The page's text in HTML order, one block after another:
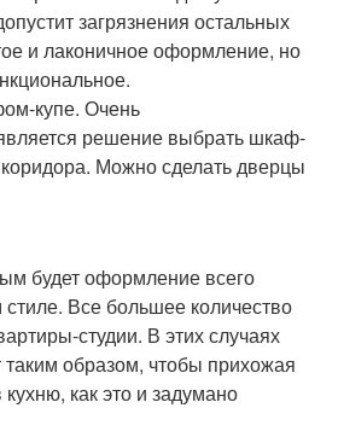
загрязнения остальных
и лаконичное оформление, но
купе. Очень
решение выбрать шкаф-
Можно сделать дверцы
будет оформление всего
Все большее количество
студии. В этих случаях
образом, чтобы прихожая
как это и задумано